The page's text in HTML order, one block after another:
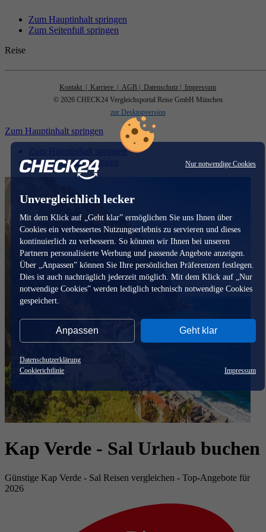
Nur notwendige Cookies
Unvergleichlich lecker
Mit dem Klick auf „Geht klar” ermöglichen Sie uns Ihnen über
Cookies ein verbessertes Nutzungserlebnis zu servieren und dieses
kontinuierlich zu verbessern. So können wir Ihnen bei unseren
Partnern personalisierte Werbung und passende Angebote anzeigen.
Über „Anpassen” können Sie Ihre persönlichen Präferenzen festlegen.
Dies ist auch nachträglich jederzeit möglich. Mit dem Klick auf „Nur
notwendige Cookies” werden lediglich technisch notwendige Cookies
gespeichert.
Anpassen Geht klar
Datenschutzerklärung
Cookierichtlinie
Impressum
Zum Hauptinhalt springen
Zum Seitenfuß springen
Reise
Kontakt | Karriere | AGB | Datenschutz
| Impressum
© 2026 CHECK24 Vergleichsportal Reise GmbH München
zur Desktopversion
Zum Hauptinhalt springen
Zum Hauptinhalt springen
Zum Seitenfuß springen
Kap Verde - Sal Urlaub buchen
Günstige Kap Verde - Sal Reisen vergleichen - Top-Angebote für
2026